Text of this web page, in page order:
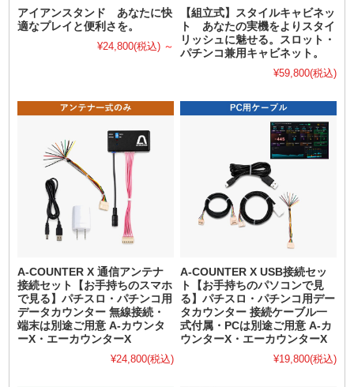
アイアンスタンド あなたに快
適なプレイと便利さを。
¥24,800(税込) ～
【組立式】スタイルキャビネッ
ト あなたの実機をよりスタイ
リッシュに魅せる。スロット・
パチンコ兼用キャビネット。
¥59,800(税込)
A-COUNTER X 通信アンテナ
接続セット【お手持ちのスマホ
で見る】パチスロ・パチンコ用
データカウンター 無線接続・
端末は別途ご用意 A-カウンタ
ーX・エーカウンターX
¥24,800(税込)
A-COUNTER X USB接続セッ
ト【お手持ちのパソコンで見
る】パチスロ・パチンコ用デー
タカウンター 接続ケーブル一
式付属・PCは別途ご用意 A-カ
ウンターX・エーカウンターX
¥19,800(税込)